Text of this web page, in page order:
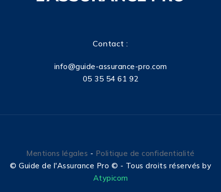
Contact :
info@guide-assurance-pro.com
05 35 54 61 92
Mentions légales - Politique de confidentialité
© Guide de l'Assurance Pro © - Tous droits réservés by
Atypicom